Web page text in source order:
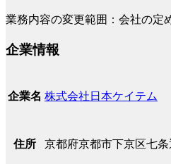
業務内容の変更範囲：会社の定
企業情報
企業名 株式会社日本ケイテム
住所 京都府京都市下京区七